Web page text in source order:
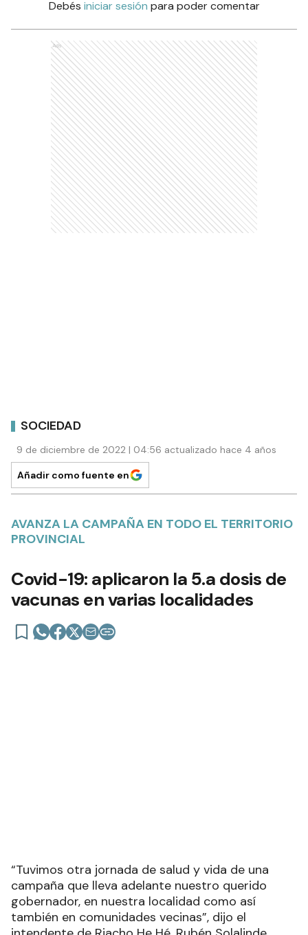
Debés iniciar sesiónpara poder comentar
Ads
SOCIEDAD
Añadir como fuente en
AVANZA LA CAMPAÑA EN TODO EL TERRITORIO
Covid-19: aplicaron la 5.a dosis de